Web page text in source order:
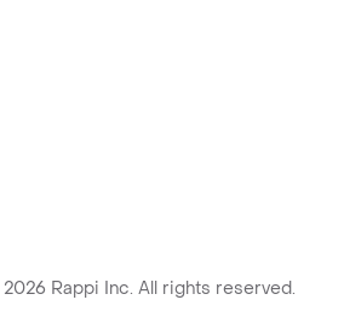
2026 Rappi Inc. All rights reserved.